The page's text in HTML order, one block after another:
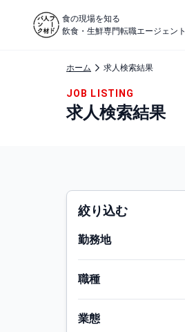
食の現場を知る
飲食・生鮮専門転職エージェント
ホーム 求人検索結果
JOB LISTING
求人検索結果
絞り込む
勤務地
職種
業態